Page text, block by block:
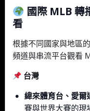
國際 MLB 轉
看
根據不同國家與地區
頻道與串流平台觀看
台灣
緯來體育台、愛爾
賽與世界大賽的現